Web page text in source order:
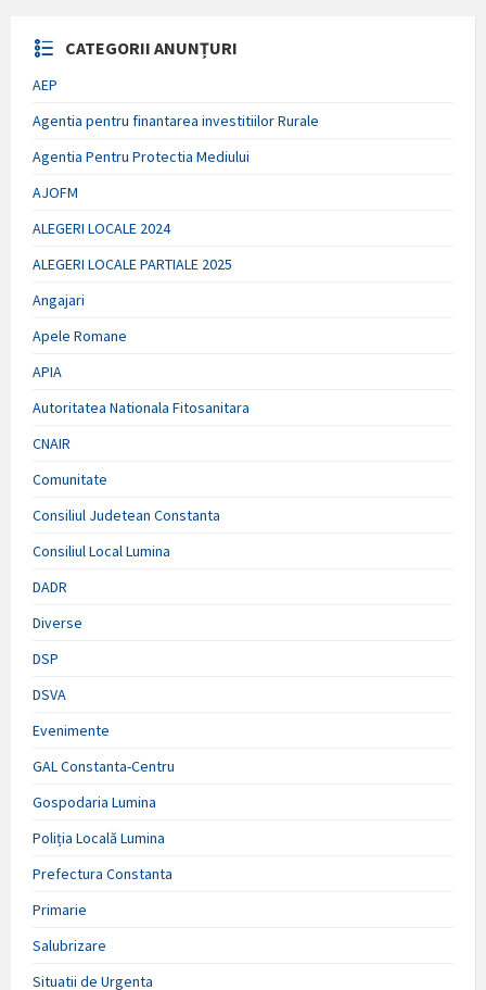
CATEGORII ANUNȚURI
AEP
Agentia pentru finantarea investitiilor Rurale
Agentia Pentru Protectia Mediului
AJOFM
ALEGERI LOCALE 2024
ALEGERI LOCALE PARTIALE 2025
Angajari
Apele Romane
APIA
Autoritatea Nationala Fitosanitara
CNAIR
Comunitate
Consiliul Judetean Constanta
Consiliul Local Lumina
DADR
Diverse
DSP
DSVA
Evenimente
GAL Constanta-Centru
Gospodaria Lumina
Poliția Locală Lumina
Prefectura Constanta
Primarie
Salubrizare
Situatii de Urgenta